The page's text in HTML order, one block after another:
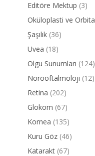
Editöre Mektup (3)
Oküloplasti ve Orbita
Şaşılık (36)
Uvea (18)
Olgu Sunumları (124)
Nörooftalmoloji (12)
Retina (202)
Glokom (67)
Kornea (135)
Kuru Göz (46)
Katarakt (67)